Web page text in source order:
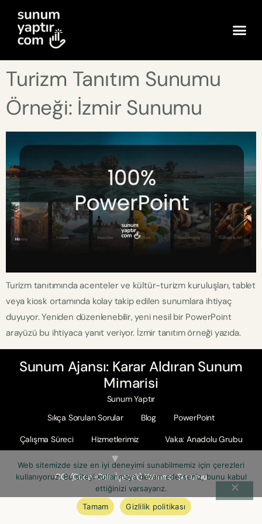
Turizm Tanıtım Sunumu
Örneği: İzmir Sunumu
Turizm tanıtımında acenteler ve kültür-turizm kuruluşları, tablet
veya kiosk ortamında kolay takip edilen sunumlara ihtiyaç
duyuyor. Yeniden düzenlenebilir, yeni nesil bir PowerPoint
arayüzü bu ihtiyaca yanıt veriyor. İzmir tanıtım örneği yazıda.
Sunum Ajansı: Karar Aldıran Sunum
Mimarisi
Sunum Yaptır
Sıkça Sorulan Sorular
Blog PowerPoint
Çalışma Süreci Hizmetlerimiz Vaka: Anadolu Grubu
CCI (Coca-Cola İçecek) Yatırımcı Sunumu
Web sitemizde size en iyi deneyimi sunabilmemiz için çerezleri
kullanıyoruz. Bu siteyi kullanmaya devam ederseniz, bunu kabul
ettiğinizi varsayarız.
Tamam
Gizlilik politikası